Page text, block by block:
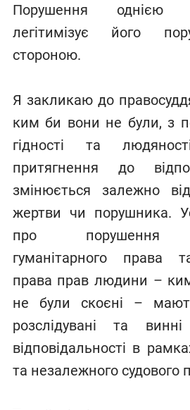
Порушення однією
легітимізує його
стороною.
Я закликаю до
ким би вони не були, з
гідності та
притягнення до
змінюється залежно
жертви чи порушника.
про порушення
гуманітарного права
права прав людини –
не були скоєні –
розслідувані та
відповідальності в
та незалежного судового